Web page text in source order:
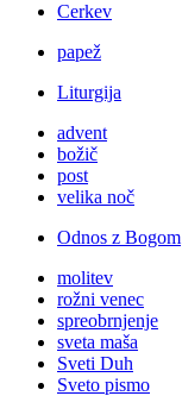
Cerkev
papež
Liturgija
advent
božič
post
velika noč
Odnos z Bogom
molitev
rožni venec
spreobrnjenje
sveta maša
Sveti Duh
Sveto pismo